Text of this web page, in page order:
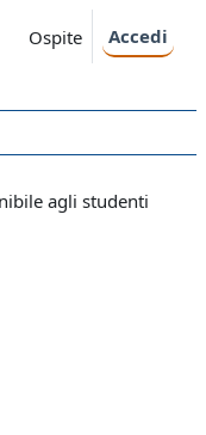
Ospite Accedi
agli studenti